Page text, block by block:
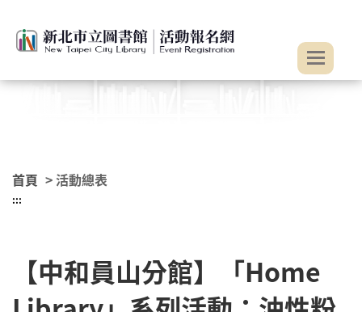
首頁 > 活動總表
:::
【中和員山分館】「Home